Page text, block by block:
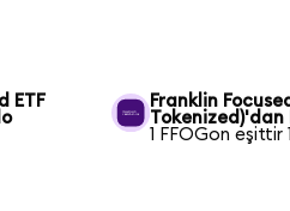
ETF
Franklin
Tokenized)'dan
1 FFOGon eşittir